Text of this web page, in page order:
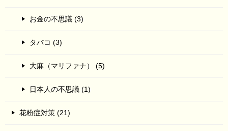
お金の不思議 (3)
タバコ (3)
大麻（マリファナ） (5)
日本人の不思議 (1)
花粉症対策 (21)